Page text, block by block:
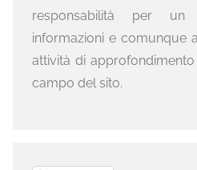
responsabilità per
informazioni e comunque
attività di
campo del sito.